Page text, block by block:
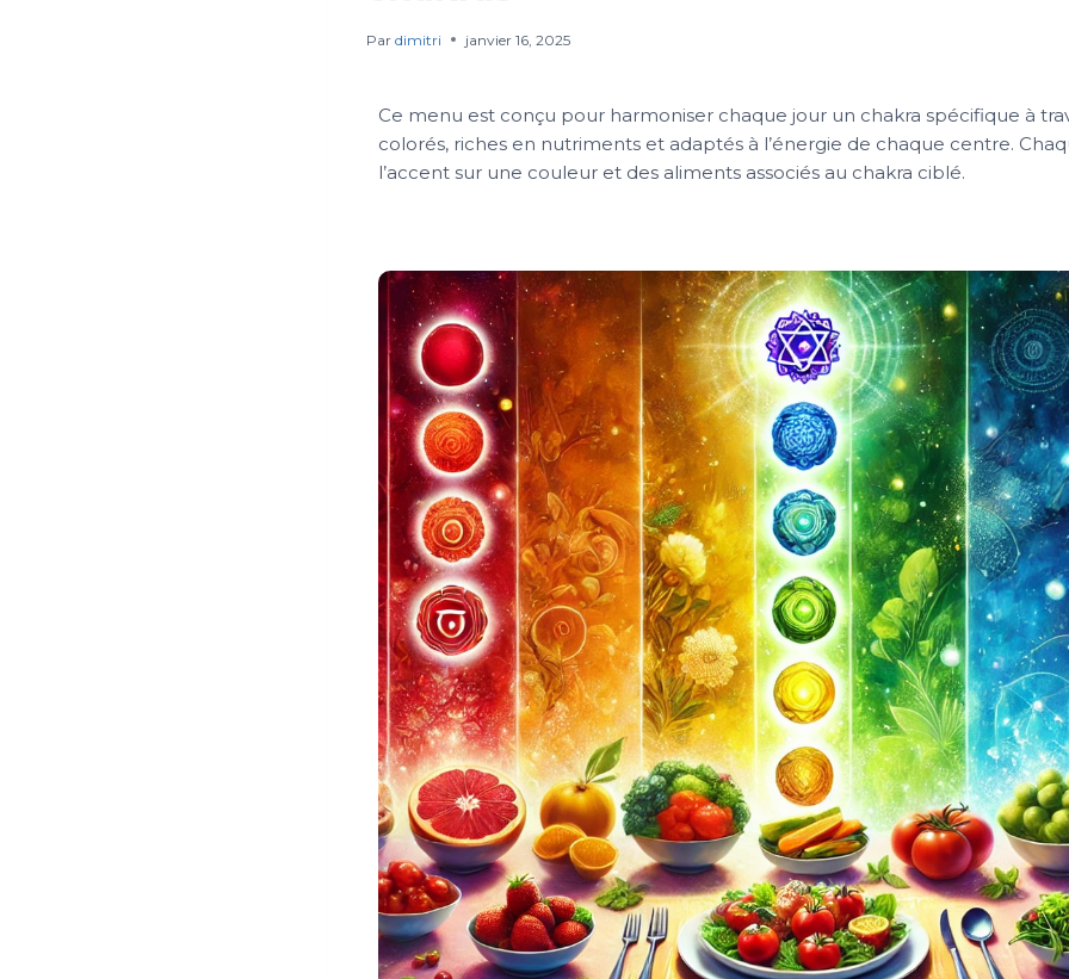
Par dimitri janvier 16, 2025
Ce menu est conçu pour harmoniser chaque jour un chakra spécifique à
colorés, riches en nutriments et adaptés à l’énergie de chaque centre.
l’accent sur une couleur et des aliments associés au chakra ciblé.